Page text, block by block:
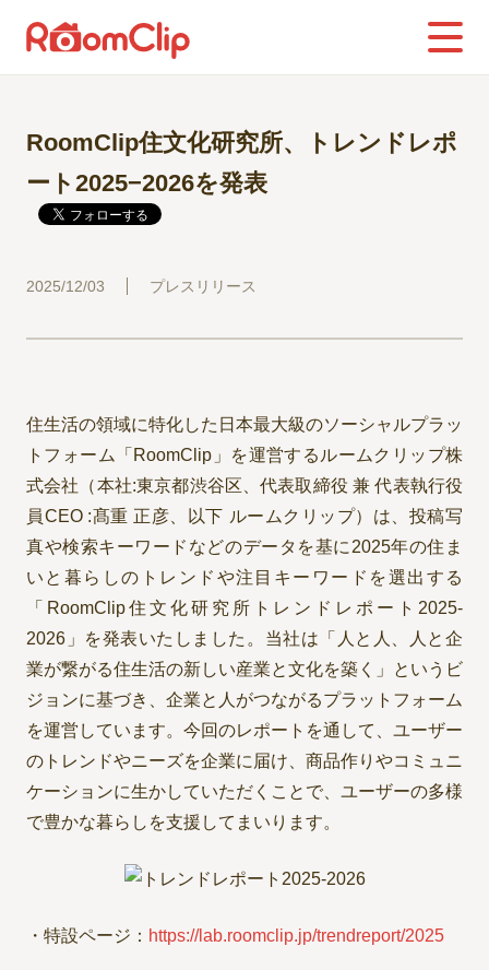
2025/12/03 プレスリリース
RoomClip住文化研究所、トレンドレポ
ート2025−2026を発表
住生活の領域に特化した日本最大級のソーシャルプラッ
トフォーム「RoomClip」を運営するルームクリップ株
式会社（本社:東京都渋谷区、代表取締役 兼 代表執行役
員CEO :髙重 正彦、以下 ルームクリップ）は、投稿写
真や検索キーワードなどのデータを基に2025年の住ま
いと暮らしのトレンドや注目キーワードを選出する
「RoomClip住文化研究所トレンドレポート2025-
2026」を発表いたしました。当社は「人と人、人と企
業が繋がる住生活の新しい産業と文化を築く」というビ
ジョンに基づき、企業と人がつながるプラットフォーム
を運営しています。今回のレポートを通して、ユーザー
のトレンドやニーズを企業に届け、商品作りやコミュニ
ケーションに生かしていただくことで、ユーザーの多様
で豊かな暮らしを支援してまいります。
・特設ページ： https://lab.roomclip.jp/trendreport/2025